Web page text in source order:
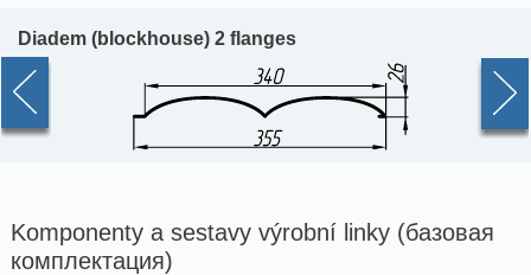
Diadem (blockhouse) 2 flanges
Komponenty a sestavy výrobní linky (базовая
комплектация)